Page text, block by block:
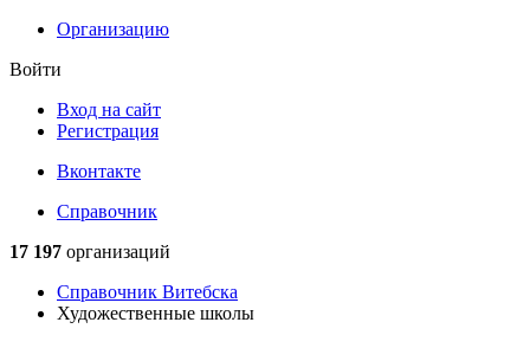
Организацию
Войти
Вход на сайт
Регистрация
Вконтакте
Справочник
17 197 организаций
Справочник Витебска
Художественные школы